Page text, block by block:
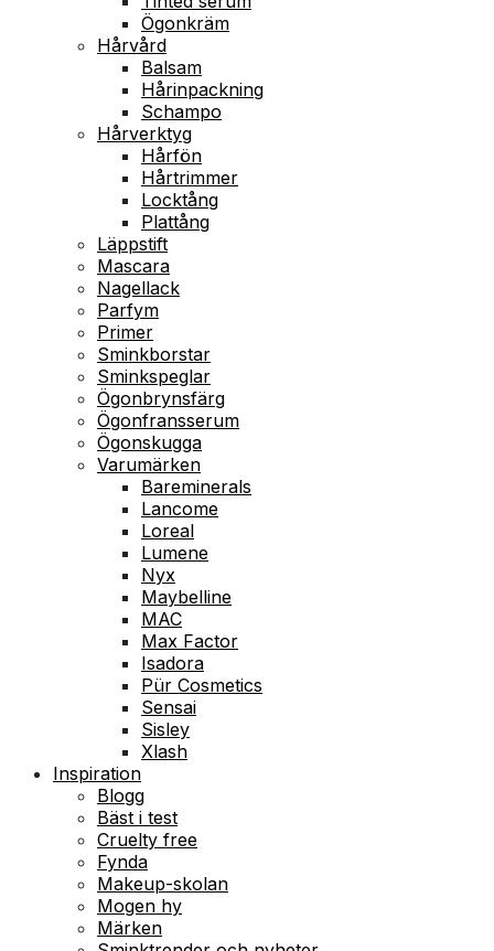
Ögonkräm
Hårvård
Balsam
Hårinpackning
Schampo
Hårverktyg
Hårfön
Hårtrimmer
Locktång
Plattång
Läppstift
Mascara
Nagellack
Parfym
Primer
Sminkborstar
Sminkspeglar
Ögonbrynsfärg
Ögonfransserum
Ögonskugga
Varumärken
Bareminerals
Lancome
Loreal
Lumene
Nyx
Maybelline
MAC
Max Factor
Isadora
Pür Cosmetics
Sensai
Sisley
Xlash
Inspiration
Blogg
Bäst i test
Cruelty free
Fynda
Makeup-skolan
Mogen hy
Märken